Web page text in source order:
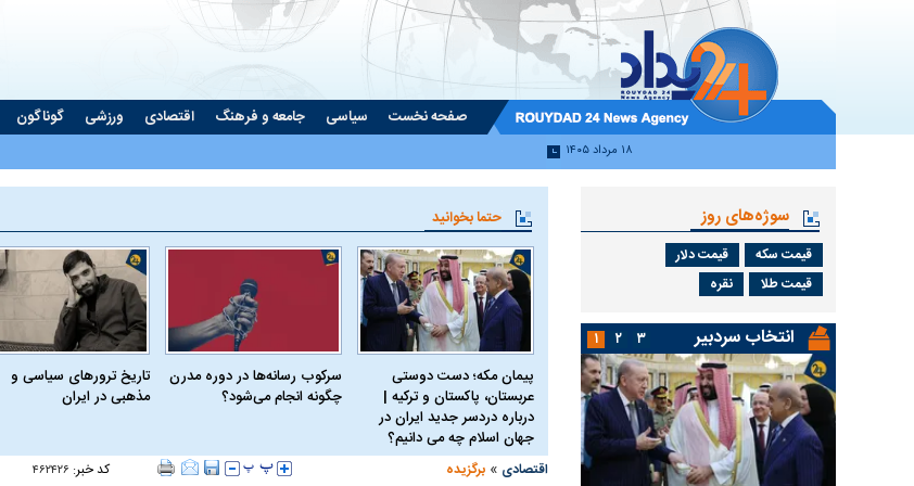
صفحه نخست سیاسی جامعه و فرهنگ اقتصادی ورزشی گوناگون
۱۸ مرداد ۱۴۰۵
حتما بخوانید
پیمان مکه؛ دست دوستی
عربستان، پاکستان و ترکیه |
درباره دردسر جدید ایران در
جهان اسلام چه می دانیم؟
سرکوب رسانه‌ها در دوره مدرن
چگونه انجام می‌شود؟
تاریخ ترورهای سیاسی و
مذهبی در ایران
اقتصادی » برگزیده کد خبر: ۴۶۲۴۲۶
سوژه‌های روز
قیمت سکه
قیمت دلار
قیمت طلا
نقره
انتخاب سردبیر ۱ ۲ ۳